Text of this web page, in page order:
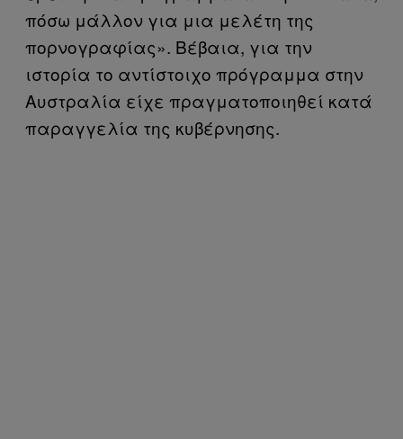
πόσω μάλλον για μια μελέτη της
πορνογραφίας». Βέβαια, για την
ιστορία το αντίστοιχο πρόγραμμα στην
Αυστραλία είχε πραγματοποιηθεί κατά
παραγγελία της κυβέρνησης.